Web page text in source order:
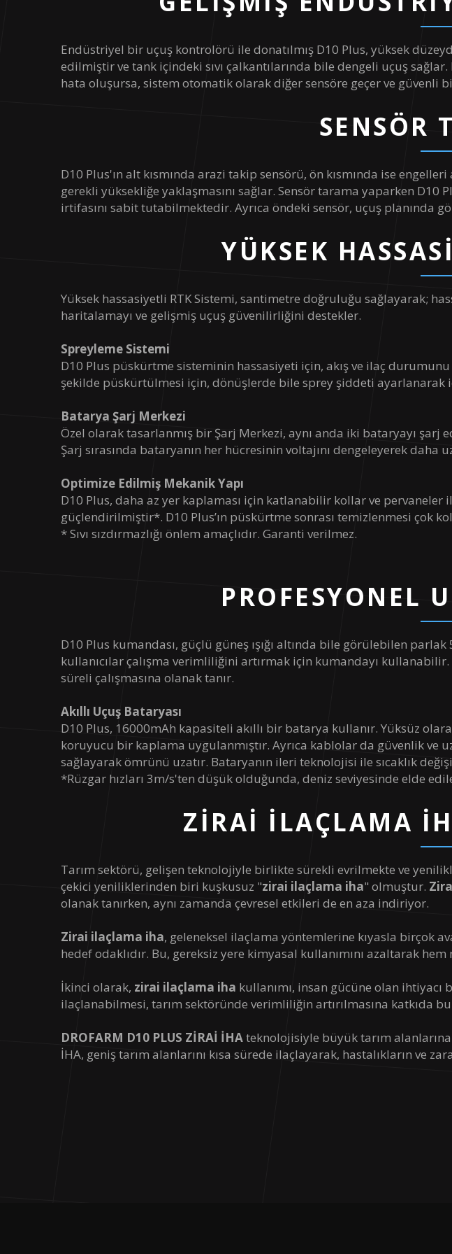
Endüstriyel bir uçuş kontrolörü ile donatılmış D10 Plus, yüksek
edilmiştir ve tank içindeki sıvı çalkantılarında bile dengeli uçuş
hata oluşursa, sistem otomatik olarak diğer sensöre geçer ve güvenli
SENSÖR
D10 Plus'ın alt kısmında arazi takip sensörü, ön kısmında ise
gerekli yüksekliğe yaklaşmasını sağlar. Sensör tarama yaparken
irtifasını sabit tutabilmektedir. Ayrıca öndeki sensör, uçuş planında
YÜKSEK
Yüksek hassasiyetli RTK Sistemi, santimetre doğruluğu sağlayarak;
haritalamayı ve gelişmiş uçuş güvenilirliğini destekler.
Spreyleme Sistemi
D10 Plus püskürtme sisteminin hassasiyeti için, akış ve ilaç
şekilde püskürtülmesi için, dönüşlerde bile sprey şiddeti ayarlanarak
Batarya Şarj Merkezi
Özel olarak tasarlanmış bir Şarj Merkezi, aynı anda iki bataryayı
Şarj sırasında bataryanın her hücresinin voltajını dengeleyerek daha
Optimize Edilmiş Mekanik Yapı
D10 Plus, daha az yer kaplaması için katlanabilir kollar ve pervaneler
güçlendirilmiştir*. D10 Plus’ın püskürtme sonrası temizlenmesi çok
* Sıvı sızdırmazlığı önlem amaçlıdır. Garanti verilmez.
PROFESYONEL
D10 Plus kumandası, güçlü güneş ışığı altında bile görülebilen
kullanıcılar çalışma verimliliğini artırmak için kumandayı
süreli çalışmasına olanak tanır.
Akıllı Uçuş Bataryası
D10 Plus, 16000mAh kapasiteli akıllı bir batarya kullanır. Yüksüz
koruyucu bir kaplama uygulanmıştır. Ayrıca kablolar da güvenlik ve
sağlayarak ömrünü uzatır. Bataryanın ileri teknolojisi ile sıcaklık
*Rüzgar hızları 3m/s'ten düşük olduğunda, deniz seviyesinde elde
ZIRAI İLAÇLAMA
Tarım sektörü, gelişen teknolojiyle birlikte sürekli evrilmekte ve
çekici yeniliklerinden biri kuşkusuz "zirai ilaçlama iha" olmuştur.
olanak tanırken, aynı zamanda çevresel etkileri de en aza indiriyor.
Zirai ilaçlama iha, geleneksel ilaçlama yöntemlerine kıyasla birçok
hedef odaklıdır. Bu, gereksiz yere kimyasal kullanımını azaltarak
İkinci olarak, zirai ilaçlama iha kullanımı, insan gücüne olan
ilaçlanabilmesi, tarım sektöründe verimliliğin artırılmasına katkıda
DROFARM D10 PLUS ZİRAİ İHAteknolojisiyle büyük tarım
İHA, geniş tarım alanlarını kısa sürede ilaçlayarak, hastalıkların ve
3 aydan
Şarj Sıcaklığı 5 °C - 35 °C
Ağırlık 16kg
27kg
Maksimum Tırmanma Hızı 5m/Sn
10m/Sn
Maksimum Uçuş Seviyesi 400m
Maksimum Uçuş Süresi 12-13dk.
Kumanda Frekansı 2,4 GHz